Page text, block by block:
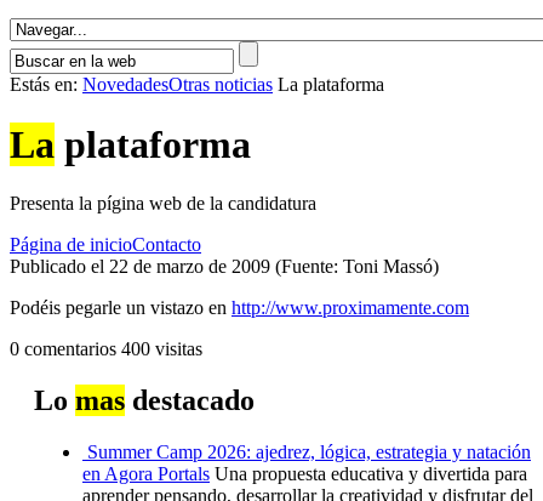
Estás en: NovedadesOtras noticias La plataforma
La plataforma
Presenta la pígina web de la candidatura
Página de inicioContacto
Publicado el 22 de marzo de 2009 (Fuente: Toni Massó)
Podéis pegarle un vistazo en http://www.proximamente.com
0 comentarios 400 visitas
Lo mas destacado
Summer Camp 2026: ajedrez, lógica, estrategia y natación
en Agora Portals Una propuesta educativa y divertida para
aprender pensando, desarrollar la creatividad y disfrutar del